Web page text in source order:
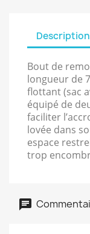
Description
Bout de
longueur de
flottant (sac
équipé de
faciliter
lovée dans
espace
trop